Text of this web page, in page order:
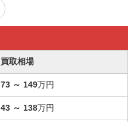
買取相場
73 ～ 149万円
43 ～ 138万円